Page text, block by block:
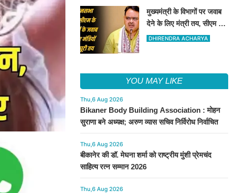
मुख्यमंत्री के विभागों पर जवाब
देने के लिए मंत्री तय, सीएम की
अनुपस्थिति में मंत्रियो की
DHIRENDRA ACHARYA
YOU MAY LIKE
Thu,6 Aug 2026
Bikaner Body Building Association : मोहन
सुराणा बने अध्यक्ष; अरुण व्यास सचिव निर्विरोध निर्वाचित
Thu,6 Aug 2026
बीकानेर की डॉ. मेघना शर्मा को राष्ट्रीय मुंशी प्रेमचंद
साहित्य रत्न सम्मान 2026
Thu,6 Aug 2026